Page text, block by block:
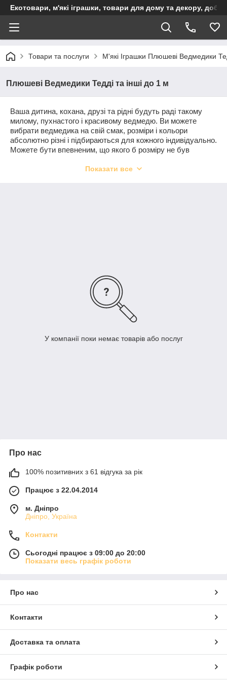
Екотовари, м'які іграшки, товари для дому та декору,
Товари та послуги М'які Іграшки Плюшеві Ведмедики
Плюшеві Ведмедики Тедді та інші до 1 м
Ваша дитина, кохана, друзі та рідні будуть раді такому
милому, пухнастого і красивому ведмедю. Ви можете
вибрати ведмедика на свій смак, розміри і кольори
абсолютно різні і підбираються для кожного індивідуально.
Можете бути впевненим, що якого б розміру не був
відчуття щастя на тривалий час. До того ж ведмедик буде
Показати все
У компанії поки немає товарів або послуг
Про нас
100% позитивних з 61 відгука за рік
Працює з 22.04.2014
м. Дніпро
Дніпро, Україна
Контакти
Сьогодні працює з 09:00 до 20:00
Показати весь графік роботи
Про нас
Контакти
Доставка та оплата
Графік роботи